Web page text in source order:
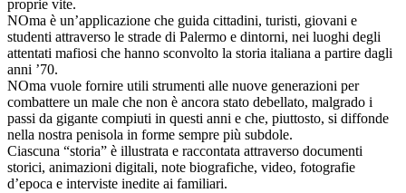
proprie vite.
NOma è un’applicazione che guida cittadini, turisti, giovani e
studenti attraverso le strade di Palermo e dintorni, nei luoghi degli
attentati mafiosi che hanno sconvolto la storia italiana a partire dagli
anni ’70.
NOma vuole fornire utili strumenti alle nuove generazioni per
combattere un male che non è ancora stato debellato, malgrado i
passi da gigante compiuti in questi anni e che, piuttosto, si diffonde
nella nostra penisola in forme sempre più subdole.
Ciascuna “storia” è illustrata e raccontata attraverso documenti
storici, animazioni digitali, note biografiche, video, fotografie
d’epoca e interviste inedite ai familiari.